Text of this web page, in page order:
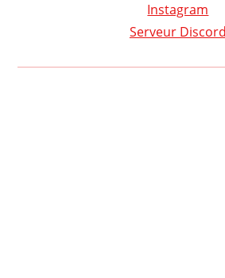
Instagram
Serveur Discord